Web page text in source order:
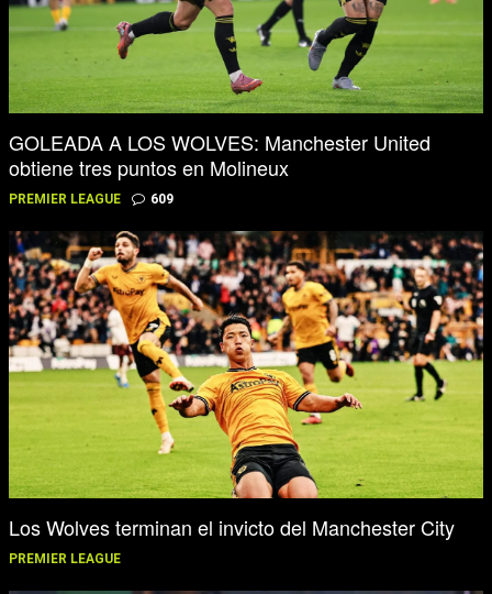
GOLEADA A LOS WOLVES: Manchester United
obtiene tres puntos en Molineux
PREMIER LEAGUE 609
Los Wolves terminan el invicto del Manchester City
PREMIER LEAGUE